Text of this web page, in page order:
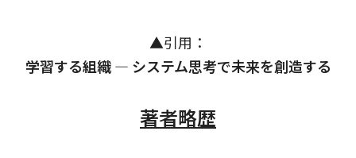
▲引用：
学習する組織 ― システム思考で未来を創造する
著者略歴